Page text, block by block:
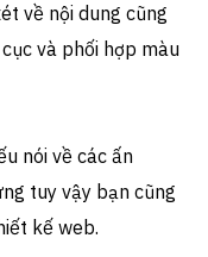
về nội dung cũng
và phối hợp màu
nói về các ấn
tuy vậy bạn cũng
kế web.